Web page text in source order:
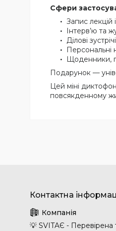
Сфери
Запис лекцій
Інтерв’ю та
Ділові
Персональні
Щоденники,
Подарунок —
Цей міні
повсякденному
💡 SVITAЄ -